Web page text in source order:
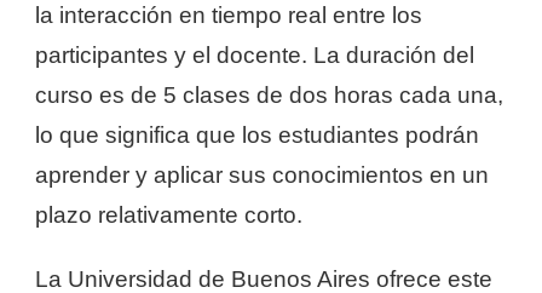
la interacción en tiempo real entre los
participantes y el docente. La duración del
curso es de 5 clases de dos horas cada una,
lo que significa que los estudiantes podrán
aprender y aplicar sus conocimientos en un
plazo relativamente corto.
La Universidad de Buenos Aires ofrece este